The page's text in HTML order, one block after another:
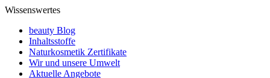
Wissenswertes
beauty Blog
Inhaltsstoffe
Naturkosmetik Zertifikate
Wir und unsere Umwelt
Aktuelle Angebote